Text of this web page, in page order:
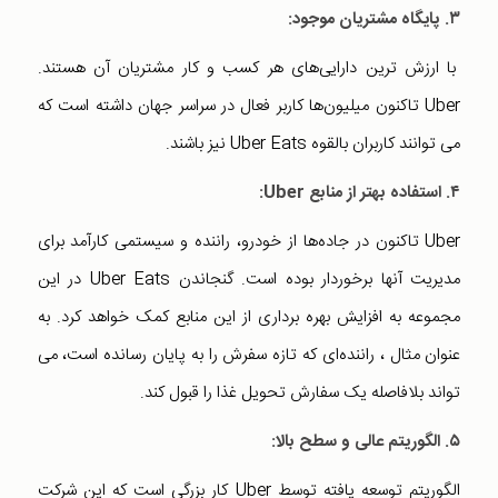
۳. پایگاه مشتریان موجود:
با ارزش ترین دارایی‌های هر کسب و کار مشتریان آن هستند.
Uber تاکنون میلیون‌ها کاربر فعال در سراسر جهان داشته است که
می توانند کاربران بالقوه Uber Eats نیز باشند.
۴. استفاده بهتر از منابع Uber:
Uber تاکنون در جاده‌ها از خودرو، راننده و سیستمی کارآمد برای
مدیریت آنها برخوردار بوده است. گنجاندن Uber Eats در این
مجموعه به افزایش بهره برداری از این منابع کمک خواهد کرد. به
عنوان مثال ، راننده‌ای كه تازه سفرش را به پایان رسانده است، می
تواند بلافاصله یک سفارش تحویل غذا را قبول کند.
۵. الگوریتم عالی و سطح بالا:
الگوریتم توسعه یافته توسط Uber کار بزرگی است که این شرکت